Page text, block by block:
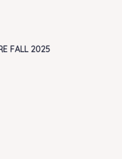
FALL 2025